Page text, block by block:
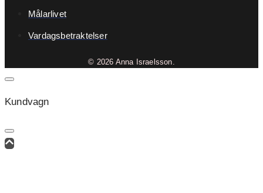
Målarlivet
Vardagsbetraktelser
© 2026 Anna Israelsson.
Kundvagn